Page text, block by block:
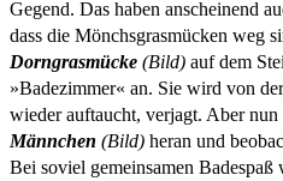
Gegend. Das haben anscheinend
dass die Mönchsgrasmücken weg
Dorngrasmücke (Bild) auf dem
»Badezimmer« an. Sie wird von
wieder auftaucht, verjagt. Aber
Männchen (Bild) heran und
Bei soviel gemeinsamen